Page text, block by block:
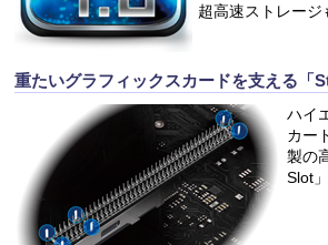
超高速ストレージ
重たいグラフィックスカードを支える「
ハイ
カー
製の
Slot